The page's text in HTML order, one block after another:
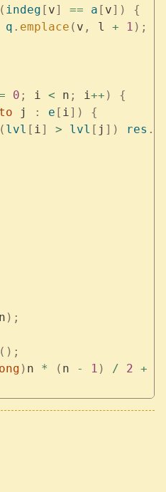
indeg [ v] == a [ v])
{
q
. emplace ( v , l + 1 );
0 ; i < n ; i++ )
{
j : e [ i])
{
lvl [ i] > lvl [ j ]) res .
n );
();
) n * ( n - 1 ) / 2 +